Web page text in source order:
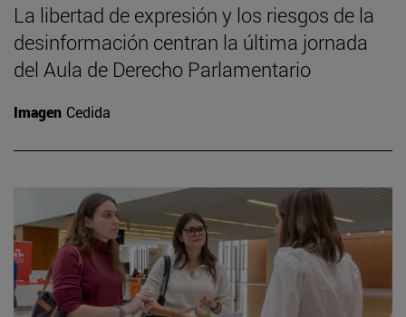
La libertad de expresión y los riesgos de la
desinformación centran la última jornada
del Aula de Derecho Parlamentario
Imagen Cedida